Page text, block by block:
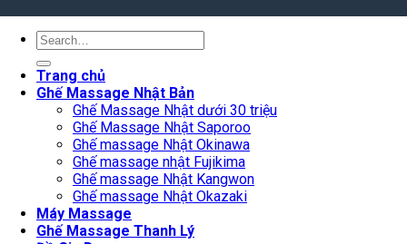
Search
Trang chủ
Ghế Massage Nhật Bản
Ghế Massage Nhật dưới 30 triệu
Ghế Massage Nhật Saporoo
Ghế massage Nhật Okinawa
Ghế massage nhật Fujikima
Ghế massage Nhật Kangwon
Ghế massage Nhật Okazaki
Máy Massage
Ghế Massage Thanh Lý